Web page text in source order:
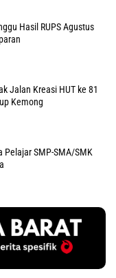
Hasil RUPS Agustus
Jalan Kreasi HUT ke 81
Kemong
Pelajar SMP-SMA/SMK